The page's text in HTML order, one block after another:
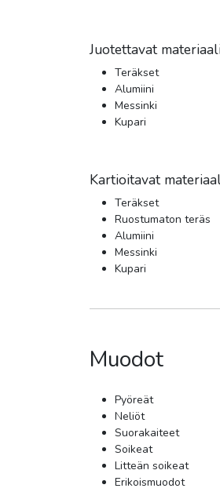
Juotettavat
Teräkset
Alumiini
Messinki
Kupari
Kartioitavat
Teräkset
Ruostumaton teräs
Alumiini
Messinki
Kupari
Muodot
Pyöreät
Neliöt
Suorakaiteet
Soikeat
Litteän soikeat
Erikoismuodot